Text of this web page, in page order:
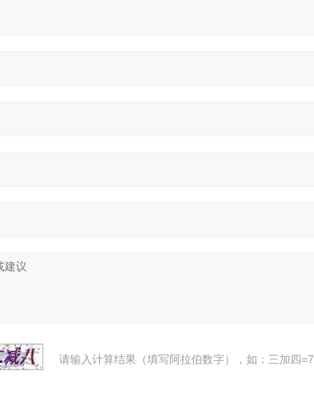
请输入计算结果（填写阿拉伯数字），如：三加四=7